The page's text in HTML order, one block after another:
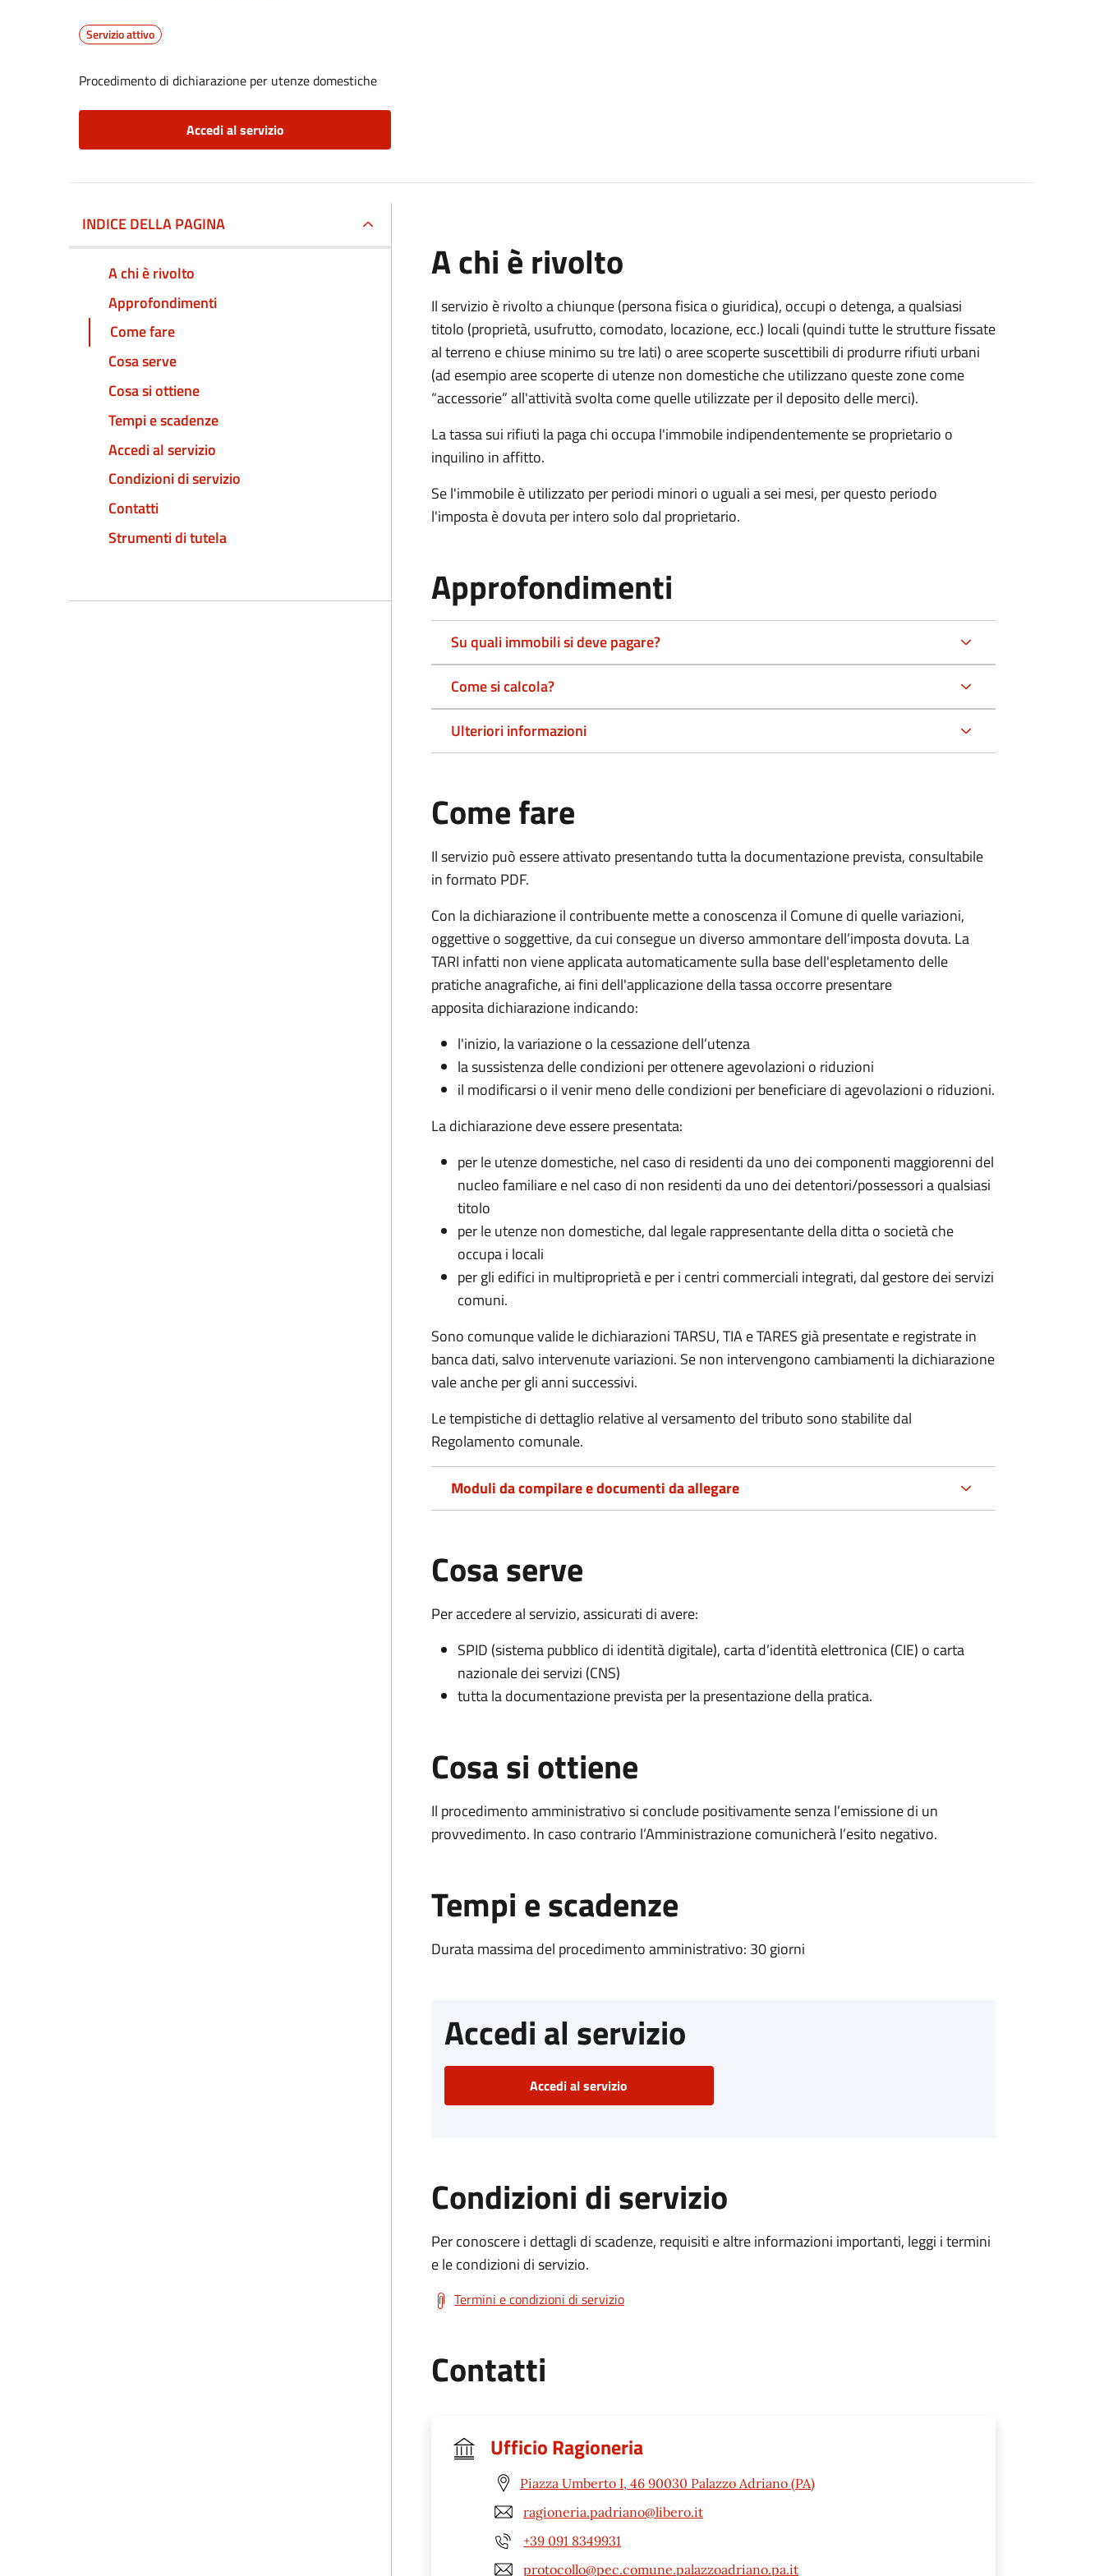
Servizio attivo
Procedimento di dichiarazione per utenze domestiche
Accedi al servizio
INDICE DELLA PAGINA
A chi è rivolto
Approfondimenti
Come fare
Cosa serve
Cosa si ottiene
Tempi e scadenze
Accedi al servizio
Condizioni di servizio
Contatti
Strumenti di tutela
A chi è rivolto
Il servizio è rivolto a chiunque (persona fisica o giuridica), occupi o detenga, a qualsiasi
titolo (proprietà, usufrutto, comodato, locazione, ecc.) locali (quindi tutte le strutture fissate
al terreno e chiuse minimo su tre lati) o aree scoperte suscettibili di produrre rifiuti urbani
(ad esempio aree scoperte di utenze non domestiche che utilizzano queste zone come
“accessorie” all'attività svolta come quelle utilizzate per il deposito delle merci).
La tassa sui rifiuti la paga chi occupa l'immobile indipendentemente se proprietario o
inquilino in affitto.
Se l'immobile è utilizzato per periodi minori o uguali a sei mesi, per questo periodo
l'imposta è dovuta per intero solo dal proprietario.
Approfondimenti
Su quali immobili si deve pagare?
Come si calcola?
Ulteriori informazioni
Come fare
Il servizio può essere attivato presentando tutta la documentazione prevista, consultabile
in formato PDF.
Con la dichiarazione il contribuente mette a conoscenza il Comune di quelle variazioni,
oggettive o soggettive, da cui consegue un diverso ammontare dell’imposta dovuta. La
TARI infatti non viene applicata automaticamente sulla base dell'espletamento delle
pratiche anagrafiche, ai fini dell'applicazione della tassa occorre presentare
apposita dichiarazione indicando:
l'inizio, la variazione o la cessazione dell’utenza
la sussistenza delle condizioni per ottenere agevolazioni o riduzioni
il modificarsi o il venir meno delle condizioni per beneficiare di agevolazioni o riduzioni.
La dichiarazione deve essere presentata:
per le utenze domestiche, nel caso di residenti da uno dei componenti maggiorenni del
nucleo familiare e nel caso di non residenti da uno dei detentori/possessori a qualsiasi
titolo
per le utenze non domestiche, dal legale rappresentante della ditta o società che
occupa i locali
per gli edifici in multiproprietà e per i centri commerciali integrati, dal gestore dei servizi
comuni.
Sono comunque valide le dichiarazioni TARSU, TIA e TARES già presentate e registrate in
banca dati, salvo intervenute variazioni. Se non intervengono cambiamenti la dichiarazione
vale anche per gli anni successivi.
Le tempistiche di dettaglio relative al versamento del tributo sono stabilite dal
Regolamento comunale.
Moduli da compilare e documenti da allegare
Cosa serve
Per accedere al servizio, assicurati di avere:
SPID (sistema pubblico di identità digitale), carta d’identità elettronica (CIE) o carta
nazionale dei servizi (CNS)
tutta la documentazione prevista per la presentazione della pratica.
Cosa si ottiene
Il procedimento amministrativo si conclude positivamente senza l’emissione di un
provvedimento. In caso contrario l’Amministrazione comunicherà l’esito negativo.
Tempi e scadenze
Durata massima del procedimento amministrativo: 30 giorni
Accedi al servizio
Accedi al servizio
Condizioni di servizio
Per conoscere i dettagli di scadenze, requisiti e altre informazioni importanti, leggi i termini
e le condizioni di servizio.
Termini e condizioni di servizio
Contatti
Ufficio Ragioneria
Piazza Umberto I, 46 90030 Palazzo Adriano (PA)
ragioneria.padriano@libero.it
+39 091 8349931
protocollo@pec.comune.palazzoadriano.pa.it